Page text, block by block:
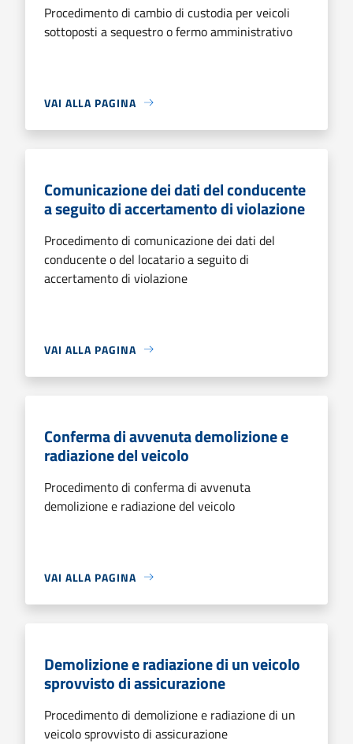
Procedimento di cambio di custodia per veicoli
sottoposti a sequestro o fermo amministrativo
VAI ALLA PAGINA
Comunicazione dei dati del conducente
a seguito di accertamento di violazione
Procedimento di comunicazione dei dati del
conducente o del locatario a seguito di
accertamento di violazione
VAI ALLA PAGINA
Conferma di avvenuta demolizione e
radiazione del veicolo
Procedimento di conferma di avvenuta
demolizione e radiazione del veicolo
VAI ALLA PAGINA
Demolizione e radiazione di un veicolo
sprovvisto di assicurazione
Procedimento di demolizione e radiazione di un
veicolo sprovvisto di assicurazione